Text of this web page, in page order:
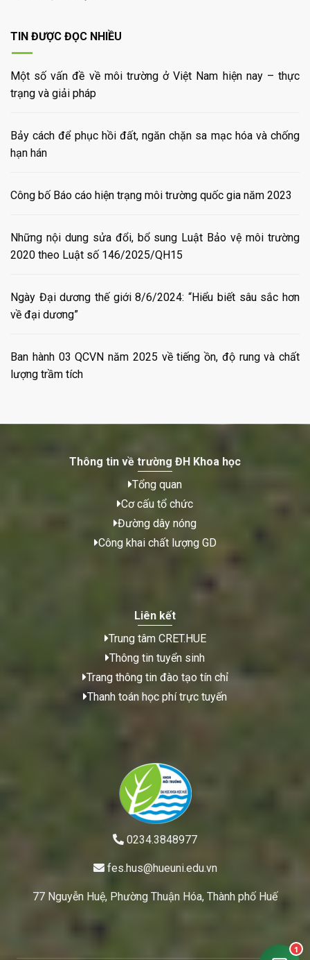
TIN ĐƯỢC ĐỌC NHIỀU
Một số vấn đề về môi trường ở Việt Nam hiện nay – thực
trạng và giải pháp
Bảy cách để phục hồi đất, ngăn chặn sa mạc hóa và chống
hạn hán
Công bố Báo cáo hiện trạng môi trường quốc gia năm 2023
Những nội dung sửa đổi, bổ sung Luật Bảo vệ môi trường
2020 theo Luật số 146/2025/QH15
Ngày Đại dương thế giới 8/6/2024: “Hiểu biết sâu sắc hơn
về đại dương”
Ban hành 03 QCVN năm 2025 về tiếng ồn, độ rung và chất
lượng trầm tích
Thông tin về trường ĐH Khoa học
Tổng quan
Cơ cấu tổ chức
Đường dây nóng
Công khai chất lượng GD
Liên kết
Trung tâm CRET.HUE
Thông tin tuyển sinh
Trang thông tin đào tạo tín chỉ
Thanh toán học phí trực tuyến
0234.3848977
fes.hus@hueuni.edu.vn
77 Nguyễn Huệ, Phường Thuận Hóa, Thành phố Huế
1